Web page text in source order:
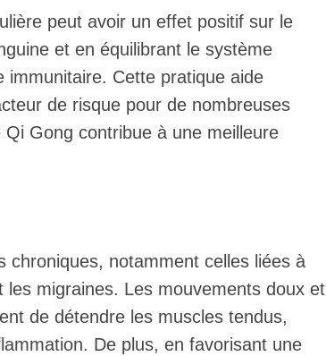
peut avoir un effet positif sur le
et en équilibrant le système
immunitaire. Cette pratique aide
de risque pour de nombreuses
Gong contribue à une meilleure
chroniques, notamment celles liées à
les migraines. Les mouvements doux et
de détendre les muscles tendus,
De plus, en favorisant une